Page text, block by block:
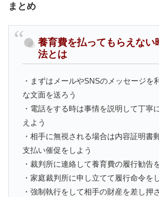
まとめ
養育費を払ってもらえない
法とは
・まずはメールやSNSのメッセージを
な文面を送ろう
・電話をする時は事情を説明して丁寧
えよう
・相手に無視される場合は内容証明書
支払い催促をしよう
・裁判所に連絡して養育費の履行勧告
・家庭裁判所に申し立てて履行命令を
・強制執行をして相手の財産を差し押